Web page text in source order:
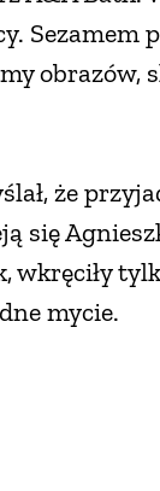
Sezamem
obrazów,
że
się
wkręciły
mycie.